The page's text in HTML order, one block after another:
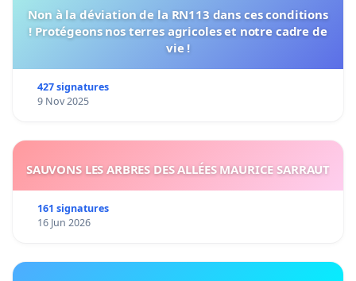
Non à la déviation de la RN113 dans ces conditions
! Protégeons nos terres agricoles et notre cadre de
vie !
427 signatures
9 Nov 2025
SAUVONS LES ARBRES DES ALLÉES MAURICE SARRAUT
161 signatures
16 Jun 2026